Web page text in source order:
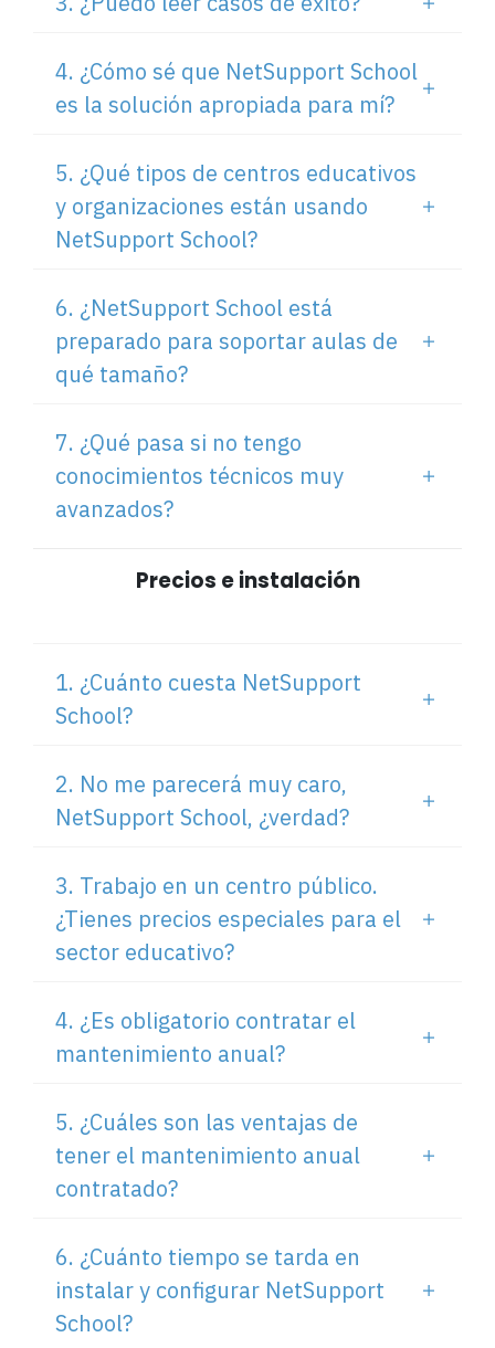
4. ¿Cómo sé que NetSupport School
es la solución apropiada para mí?
5. ¿Qué tipos de centros educativos
y organizaciones están usando
NetSupport School?
6. ¿NetSupport School está
preparado para soportar aulas de
qué tamaño?
7. ¿Qué pasa si no tengo
conocimientos técnicos muy
avanzados?
Precios e instalación
1. ¿Cuánto cuesta NetSupport
School?
2. No me parecerá muy caro,
NetSupport School, ¿verdad?
3. Trabajo en un centro público.
¿Tienes precios especiales para el
sector educativo?
4. ¿Es obligatorio contratar el
mantenimiento anual?
5. ¿Cuáles son las ventajas de
tener el mantenimiento anual
contratado?
6. ¿Cuánto tiempo se tarda en
instalar y configurar NetSupport
School?